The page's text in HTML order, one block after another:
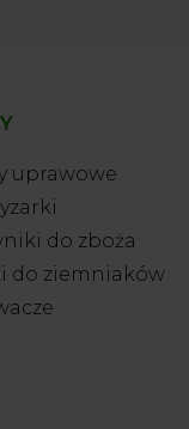
uprawowe
do zboża
do ziemniaków